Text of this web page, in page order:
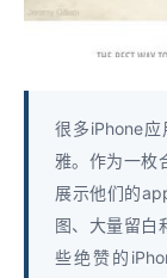
很多iPhone
雅。作为一枚
展示他们的
图、大量留白
些绝赞的